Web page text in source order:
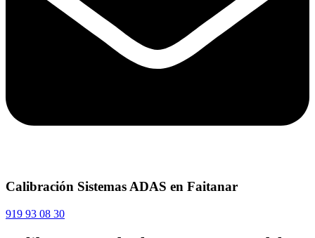
Calibración Sistemas ADAS en Faitanar
919 93 08 30